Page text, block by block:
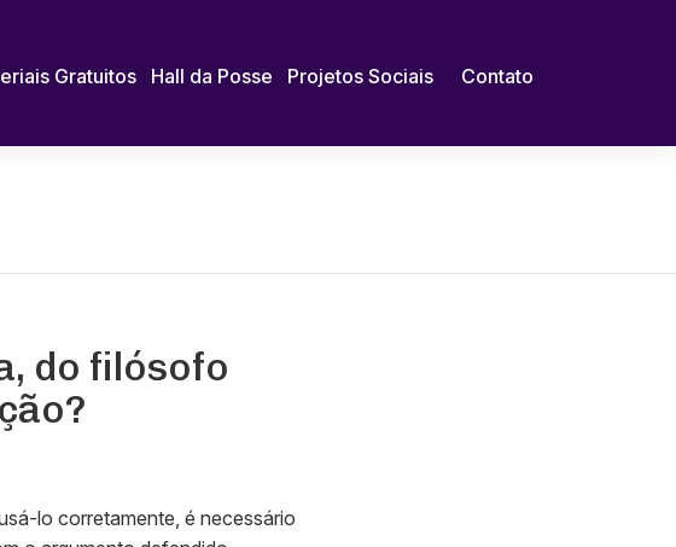
Gratuitos Hall da Posse Projetos Sociais Contato
do filósofo
lo corretamente, é necessário